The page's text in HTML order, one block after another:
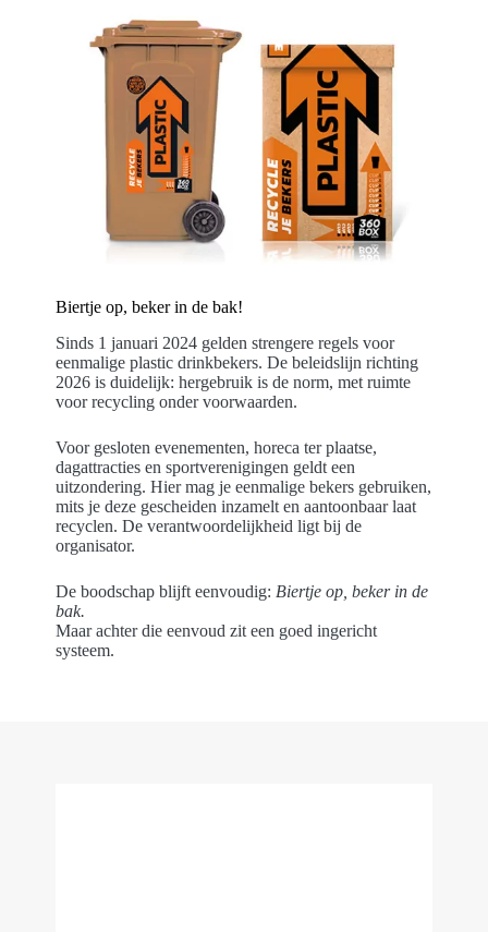
Biertje op, beker in de bak!
Sinds 1 januari 2024 gelden strengere regels voor
eenmalige plastic drinkbekers. De beleidslijn richting
2026 is duidelijk: hergebruik is de norm, met ruimte
voor recycling onder voorwaarden.
Voor gesloten evenementen, horeca ter plaatse,
dagattracties en sportverenigingen geldt een
uitzondering. Hier mag je eenmalige bekers gebruiken,
mits je deze gescheiden inzamelt en aantoonbaar laat
recyclen. De verantwoordelijkheid ligt bij de
organisator.
De boodschap blijft eenvoudig: Biertje op, beker in de
bak.
Maar achter die eenvoud zit een goed ingericht
systeem.